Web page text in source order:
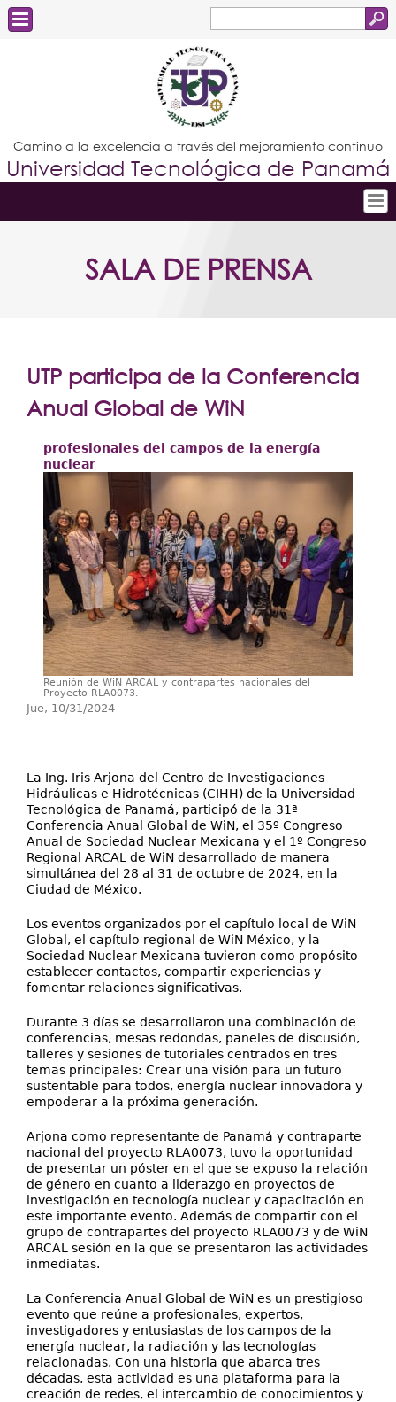
de
búsqueda
Estudiantes
Docentes
Administrativos
Graduados
Camino a la excelencia a través del mejoramiento continuo
Universidad Tecnológica de Panamá
Conoce la UTP
Postgrados
Extensión
Internacional
Transparencia
SALA DE PRENSA
UTP participa de la Conferencia
Anual Global de WiN
profesionales del campos de la energía
nuclear
Reunión de WiN ARCAL y contrapartes nacionales del
Proyecto RLA0073.
Jue, 10/31/2024
La Ing. Iris Arjona del Centro de Investigaciones
Hidráulicas e Hidrotécnicas (CIHH) de la Universidad
Tecnológica de Panamá, participó de la 31ª
Conferencia Anual Global de WiN, el 35º Congreso
Anual de Sociedad Nuclear Mexicana y el 1º Congreso
Regional ARCAL de WiN desarrollado de manera
simultánea del 28 al 31 de octubre de 2024, en la
Ciudad de México.
Los eventos organizados por el capítulo local de WiN
Global, el capítulo regional de WiN México, y la
Sociedad Nuclear Mexicana tuvieron como propósito
establecer contactos, compartir experiencias y
fomentar relaciones significativas.
Durante 3 días se desarrollaron una combinación de
conferencias, mesas redondas, paneles de discusión,
talleres y sesiones de tutoriales centrados en tres
temas principales: Crear una visión para un futuro
sustentable para todos, energía nuclear innovadora y
empoderar a la próxima generación.
Arjona como representante de Panamá y contraparte
nacional del proyecto RLA0073, tuvo la oportunidad
de presentar un póster en el que se expuso la relación
de género en cuanto a liderazgo en proyectos de
investigación en tecnología nuclear y capacitación en
este importante evento. Además de compartir con el
grupo de contrapartes del proyecto RLA0073 y de WiN
ARCAL sesión en la que se presentaron las actividades
inmediatas.
La Conferencia Anual Global de WiN es un prestigioso
evento que reúne a profesionales, expertos,
investigadores y entusiastas de los campos de la
energía nuclear, la radiación y las tecnologías
relacionadas. Con una historia que abarca tres
décadas, esta actividad es una plataforma para la
creación de redes, el intercambio de conocimientos y